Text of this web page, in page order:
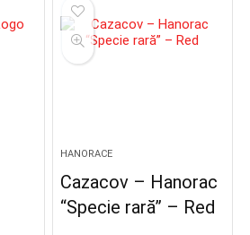
HANORACE
Cazacov – Hanorac
“Specie rară” – Red